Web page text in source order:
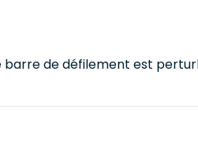
de défilement est